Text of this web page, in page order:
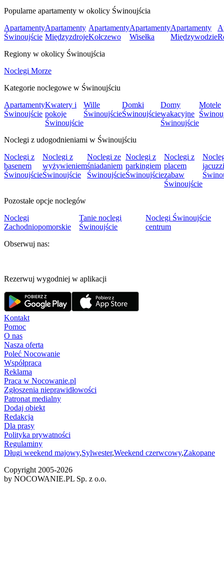
Popularne apartamenty w okolicy Świnoujścia
Apartamenty
Świnoujście
Apartamenty
Międzyzdroje
Apartamenty
Kołczewo
Apartamenty
Wisełka
Apartamenty
Międzywodzie
Regiony w okolicy Świnoujścia
Noclegi Morze
Kategorie noclegowe w Świnoujściu
Apartamenty
Świnoujście
Kwatery i
pokoje
Świnoujście
Wille
Świnoujście
Domki
Świnoujście
Domy
wakacyjne
Świnoujście
Motele
Noclegi z udogodnieniami w Świnoujściu
Noclegi z
basenem
Świnoujście
Noclegi z
wyżywieniem
Świnoujście
Noclegi ze
śniadaniem
Świnoujście
Noclegi z
parkingiem
Świnoujście
Noclegi z
placem
zabaw
Świnoujście
jacuzzi
Pozostałe opcje noclegów
Noclegi
Zachodniopomorskie
Tanie noclegi
Świnoujście
Noclegi Świnoujście
centrum
Obserwuj nas:
Rezerwuj wygodniej w aplikacji
Kontakt
Pomoc
O nas
Nasza oferta
Poleć Nocowanie
Współpraca
Reklama
Praca w Nocowanie.pl
Zgłoszenia nieprawidłowości
Patronat medialny
Dodaj obiekt
Redakcja
Dla prasy
Polityka prywatności
Regulaminy
Długi weekend majowy,Sylwester,Weekend czerwcowy,Zakopane
Copyright 2005-2026
by NOCOWANIE.PL Sp. z o.o.